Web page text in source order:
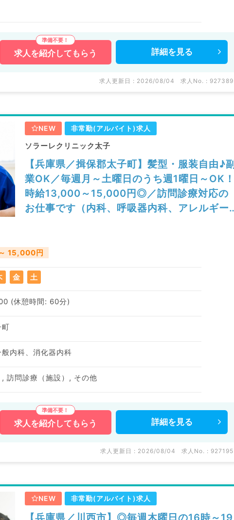
求人を紹介してもらう 詳細を 見る
求人更新日 : 2026/08/04 求人No. : 927389
NEW 非常勤(アルバイト)求人
ソラーレクリニック太子
【兵庫県／揖保郡太子町】髪型・服装自由♪副
業OK／毎週月～土曜日のうち週1曜日～OK！
時給13,000～15,000円◎／訪問診療対応の
お仕事です（内科、呼吸器内科、アレルギー
15,000円
金 土
(休憩時間: 60分)
内科、消化器内科
訪問診療（施設）, その他
求人を紹介してもらう 詳細を 見る
求人更新日 : 2026/08/04 求人No. : 927195
NEW 非常勤(アルバイト)求人
【兵庫県／川西市】◎毎週木曜日の16時～19